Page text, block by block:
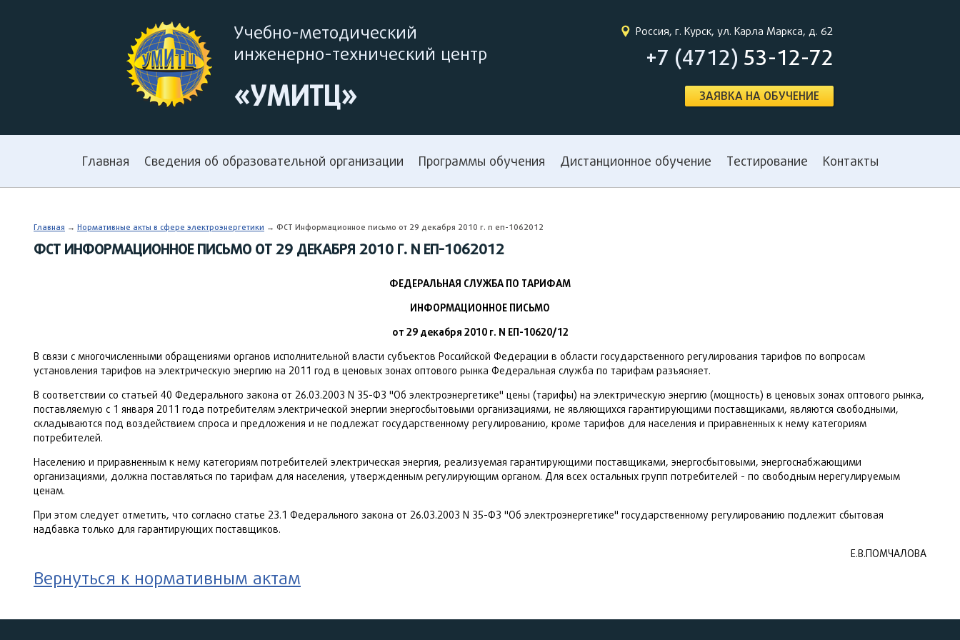
Учебно-методический
инженерно-технический центр
«УМИТЦ»
Россия, г. Курск, ул. Карла Маркса, д. 62
+7 (4712) 53-12-72
ЗАЯВКА НА ОБУЧЕНИЕ
Главная Сведения об образовательной организации Программы обучения Дистанционное обучение Тестирование Контакты
Главная → Нормативные акты в сфере электроэнергетики → ФСТ Информационное письмо от 29 декабря 2010 г. n еп-1062012
ФСТ ИНФОРМАЦИОННОЕ ПИСЬМО ОТ 29 ДЕКАБРЯ 2010 Г. N ЕП-1062012
ФЕДЕРАЛЬНАЯ СЛУЖБА ПО ТАРИФАМ
ИНФОРМАЦИОННОЕ ПИСЬМО
от 29 декабря 2010 г. N ЕП-10620/12
В связи с многочисленными обращениями органов исполнительной власти субъектов Российской Федерации в области государственного регулирования тарифов по вопросам
установления тарифов на электрическую энергию на 2011 год в ценовых зонах оптового рынка Федеральная служба по тарифам разъясняет.
В соответствии со статьей 40 Федерального закона от 26.03.2003 N 35-ФЗ "Об электроэнергетике" цены (тарифы) на электрическую энергию (мощность) в ценовых зонах оптового рынка,
поставляемую с 1 января 2011 года потребителям электрической энергии энергосбытовыми организациями, не являющихся гарантирующими поставщиками, являются свободными,
складываются под воздействием спроса и предложения и не подлежат государственному регулированию, кроме тарифов для населения и приравненных к нему категориям
потребителей.
Населению и приравненным к нему категориям потребителей электрическая энергия, реализуемая гарантирующими поставщиками, энергосбытовыми, энергоснабжающими
организациями, должна поставляться по тарифам для населения, утвержденным регулирующим органом. Для всех остальных групп потребителей - по свободным нерегулируемым
ценам.
При этом следует отметить, что согласно статье 23.1 Федерального закона от 26.03.2003 N 35-ФЗ "Об электроэнергетике" государственному регулированию подлежит сбытовая
надбавка только для гарантирующих поставщиков.
Е.В.ПОМЧАЛОВА
Вернуться к нормативным актам